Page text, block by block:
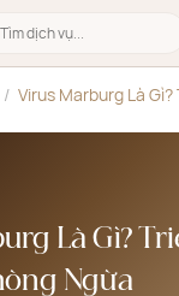
/ Virus Marburg Là
Là Gì?
Ngừa